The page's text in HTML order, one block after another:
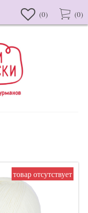
(0) (0)
товар отсутствует